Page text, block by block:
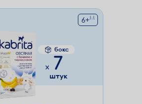
6+М
7
штук
бокс